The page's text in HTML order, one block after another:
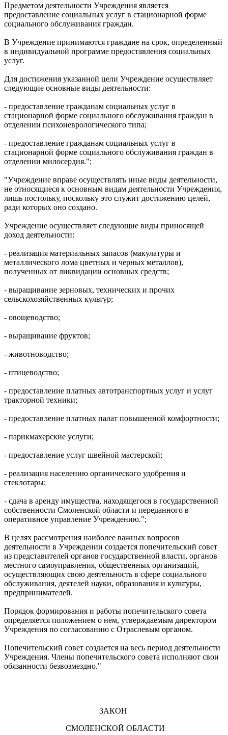
Предметом деятельности Учреждения является
предоставление социальных услуг в стационарной форме
социального обслуживания граждан.
В Учреждение принимаются граждане на срок, определенный
в индивидуальной программе предоставления социальных
услуг.
Для достижения указанной цели Учреждение осуществляет
следующие основные виды деятельности:
- предоставление гражданам социальных услуг в
стационарной форме социального обслуживания граждан в
отделении психоневрологического типа;
- предоставление гражданам социальных услуг в
стационарной форме социального обслуживания граждан в
отделении милосердия.";
"Учреждение вправе осуществлять иные виды деятельности,
не относящиеся к основным видам деятельности Учреждения,
лишь постольку, поскольку это служит достижению целей,
ради которых оно создано.
Учреждение осуществляет следующие виды приносящей
доход деятельности:
- реализация материальных запасов (макулатуры и
металлического лома цветных и черных металлов),
полученных от ликвидации основных средств;
- выращивание зерновых, технических и прочих
сельскохозяйственных культур;
- овощеводство;
- выращивание фруктов;
- животноводство;
- птицеводство;
- предоставление платных автотранспортных услуг и услуг
тракторной техники;
- предоставление платных палат повышенной комфортности;
- парикмахерские услуги;
- предоставление услуг швейной мастерской;
- реализация населению органического удобрения и
стеклотары;
- сдача в аренду имущества, находящегося в государственной
собственности Смоленской области и переданного в
оперативное управление Учреждению.";
В целях рассмотрения наиболее важных вопросов
деятельности в Учреждении создается попечительский совет
из представителей органов государственной власти, органов
местного самоуправления, общественных организаций,
осуществляющих свою деятельность в сфере социального
обслуживания, деятелей науки, образования и культуры,
предпринимателей.
Порядок формирования и работы попечительского совета
определяется положением о нем, утверждаемым директором
Учреждения по согласованию с Отраслевым органом.
Попечительский совет создается на весь период деятельности
Учреждения. Члены попечительского совета исполняют свои
обязанности безвозмездно."
ЗАКОН
СМОЛЕНСКОЙ ОБЛАСТИ